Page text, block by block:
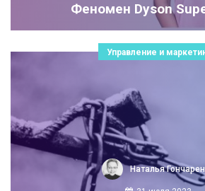
Феномен Dyson
Управление и
Наталья